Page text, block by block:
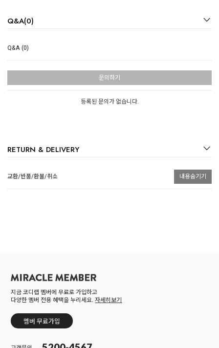
Q&A(0)
Q&A (0)
문의하기
등록된 문의가 없습니다.
RETURN & DELIVERY
교환/반품/환불/취소 내용숨기기
지금 코디랩 멤버에 무료로 가입하고
다양한 멤버 전용 혜택을 누리세요.자세히보기
멤버 무료가입